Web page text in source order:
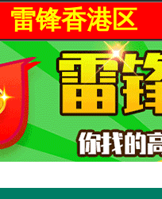
雷锋香港区